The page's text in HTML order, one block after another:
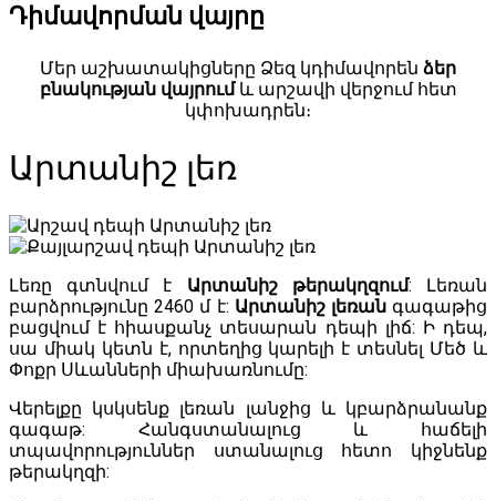
Դիմավորման վայրը
Մեր աշխատակիցները Ձեզ կդիմավորեն ձեր
բնակության վայրումև արշավի վերջում հետ
կփոխադրեն։
Արտանիշ լեռ
Լեռը գտնվում է Արտանիշ թերակղզում: Լեռան
բարձրությունը 2460 մ է: Արտանիշ լեռանգագաթից
բացվում է հիասքանչ տեսարան դեպի լիճ: Ի դեպ,
սա միակ կետն է, որտեղից կարելի է տեսնել Մեծ և
Փոքր Սևանների միախառնումը:
Վերելքը կսկսենք լեռան լանջից և կբարձրանանք
գագաթ: Հանգստանալուց և հաճելի
տպավորություններ ստանալուց հետո կիջնենք
թերակղզի: